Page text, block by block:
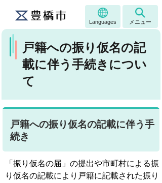
Languages メニュー
戸籍への振り仮名の記
載に伴う手続きについ
て
戸籍への振り仮名の記載に伴う手
続き
「振り仮名の届」の提出や市町村による振
り仮名の記載により戸籍に記載された振り